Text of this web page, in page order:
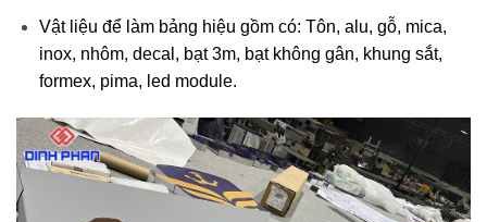
Vật liệu để làm bảng hiệu gồm có: Tôn, alu, gỗ, mica,
inox, nhôm, decal, bạt 3m, bạt không gân, khung sắt,
formex, pima, led module.